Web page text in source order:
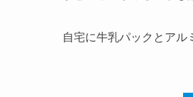
自宅に牛乳パックとアル